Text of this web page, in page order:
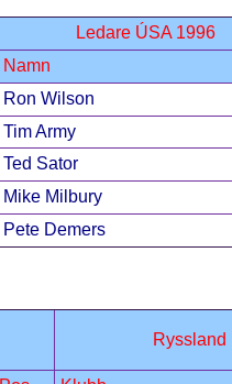
Ledare ÚSA 1996
Namn
Ron Wilson
Tim Army
Ted Sator
Mike Milbury
Pete Demers
Ryssland